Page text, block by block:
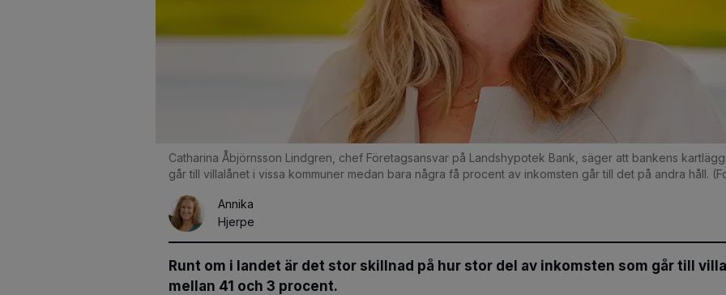
Catharina Åbjörnsson Lindgren, chef Företagsansvar på Landshypotek Bank, säger att bankens
går till villalånet i vissa kommuner medan bara några få procent av inkomsten går till det på andra håll.
Annika
Hjerpe
Runt om i landet är det stor skillnad på hur stor del av inkomsten som går till
mellan 41 och 3 procent.